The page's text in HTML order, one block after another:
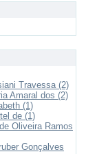
Travessa (2)
Amaral dos (2)
(1)
de (1)
Oliveira Ramos
Gonçalves